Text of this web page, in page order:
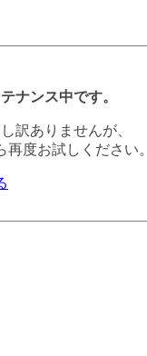
ナンス中です。
訳ありませんが、
度お試しください。